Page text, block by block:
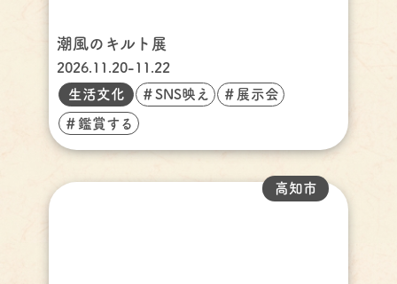
潮風のキルト展
2026.11.20-11.22
生活文化
＃SNS映え ＃展示会
＃鑑賞する
高知市